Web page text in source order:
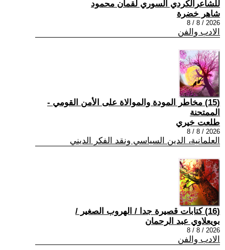
للشاعرالكردي السوري لقمان محمود
شاهر خضرة
2026 / 8 / 8
الادب والفن
(15) مخاطر المودة والموالاة على الأمن القومي -
الممتحنة
طلعت خيري
2026 / 8 / 8
العلمانية، الدين السياسي ونقد الفكر الديني
(16) كتابات قصيرة جدا / الهروب الصغير /
بويعلاوي عبد الرحمان
2026 / 8 / 8
الادب والفن